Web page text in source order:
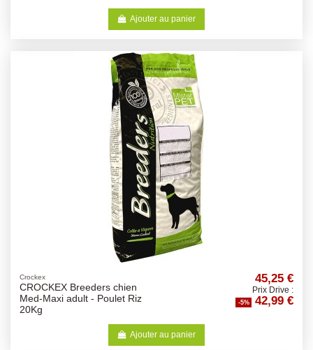
Ajouter au panier
Crockex
CROCKEX Breeders chien
Med-Maxi adult - Poulet Riz
20Kg
45,25 €
Prix Drive :
-5% 42,99 €
Ajouter au panier